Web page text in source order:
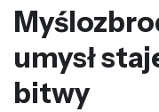
umysł
bitwy